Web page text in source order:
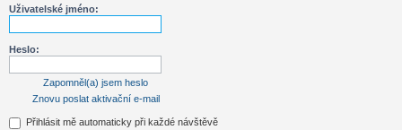
Uživatelské jméno:
Heslo:
Zapomněl(a) jsem heslo
Znovu poslat aktivační e-mail
Přihlásit mě automaticky při každé návštěvě